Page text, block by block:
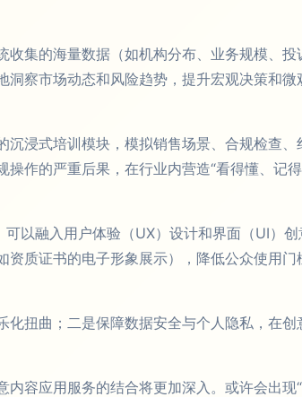
集的海量数据（如机构分布、业务规模、投
察市场动态和风险趋势，提升宏观决策和微
浸式培训模块，模拟销售场景、合规检查、
作的严重后果，在行业内营造“看得懂、记
以融入用户体验（UX）设计和界面（UI）
质证书的电子形象展示），降低公众使用门
扭曲；二是保障数据安全与个人隐私，在创
容应用服务的结合将更加深入。或许会出现